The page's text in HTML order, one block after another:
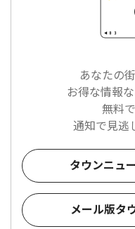
あなたの
お得な情報
無料
通知で見逃
タウンニュ
メール版タ